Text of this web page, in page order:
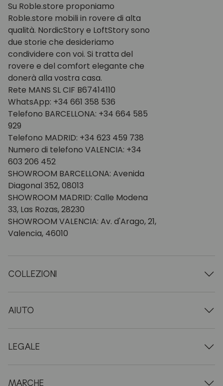
Su Roble.store proponiamo
Roble.store mobili in rovere di alta
qualità. NordicStory e LoftStory sono
due storie che desideriamo
condividere con voi. Si tratta del
rovere e del comfort elegante che
donerà alla vostra casa.
Rete MANS SL CIF B67414110
WhatsApp: +34 661 358 536
Telefono BARCELLONA: +34 664 585
929
Telefono MADRID: +34 623 459 738
Numero di telefono VALENCIA: +34
603 206 452
SHOWROOM BARCELLONA: Avenida
Diagonal 352, 08013
SHOWROOM MADRID: Calle Modena
33, Las Rozas, 28230
SHOWROOM VALENCIA: Av. d'Arago, 21,
Valencia, 46010
COLLEZIONI
Tavoli in legno
Tavoli allungabili
Sedie in legno
Cassettiere in legno
AIUTO
Chi siamo
Condizioni di consegna
Professionisti
LEGALE
Metodi di pagamento
MARCHE